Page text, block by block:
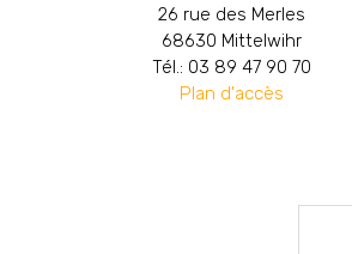
26 rue des Merles
68630 Mittelwihr
Tél.: 03 89 47 90 70
Plan d'accès